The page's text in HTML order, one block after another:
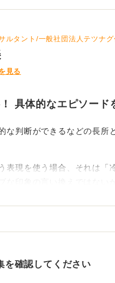
ルタント/一般社団法人テツナ
見る
具体的なエピソード
な判断ができるなどの長所
表現を使う場合、それは「
な印象の言い換えではない
てください。
てより的確に伝えよう
を確認してください